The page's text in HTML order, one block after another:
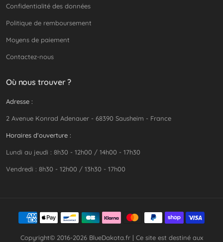
Confidentialité des données
Politique de remboursement
Moyens de paiement
Contactez-nous
Où nous trouver ?
Adresse :
2 Avenue Konrad Adenauer - 68390 Sausheim - France
Horaires d'ouverture :
Lundi au jeudi : 8h30 - 12h00 / 14h00 - 17h30
Vendredi : 8h30 - 12h00 / 13h30 - 17h00
Copyright© 2016-2026 BlueDakota.fr| Ce site est destiné aux